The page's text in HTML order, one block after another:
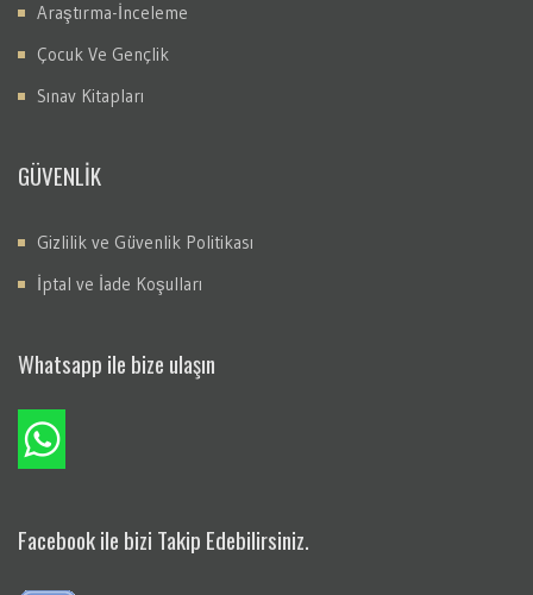
Araştırma-İnceleme
Çocuk Ve Gençlik
Sınav Kitapları
GÜVENLİK
Gizlilik ve Güvenlik Politikası
İptal ve İade Koşulları
Whatsapp ile bize ulaşın
Facebook ile bizi Takip Edebilirsiniz.